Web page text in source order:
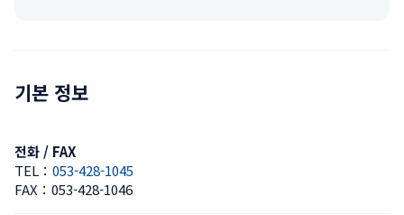
기본 정보
전화 / FAX
TEL： 053-428-1045
FAX： 053-428-1046